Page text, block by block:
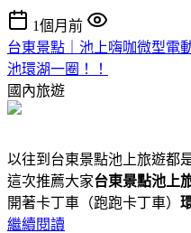
1個月前
台東景點｜池上嗨咖微型電
池環湖一圈！！
國內旅遊
以往到台東景點池上旅遊都
這次推薦大家台東景點池上
開著卡丁車（跑跑卡丁車）
繼續閱讀